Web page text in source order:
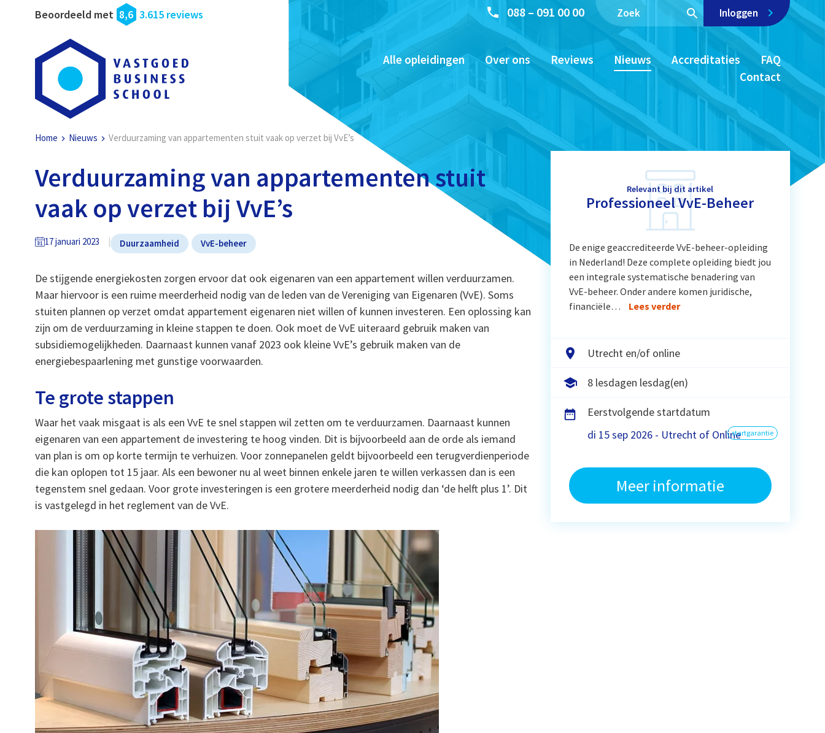
Beoordeeld met 8,6 3.615 reviews 088 – 091 00 00 Inloggen
Alle opleidingen Over ons Reviews Nieuws Accreditaties
FAQ
Contact
Home Nieuws Verduurzaming van appartementen stuit vaak op verzet bij VvE’s
Verduurzaming van appartementen stuit
vaak op verzet bij VvE’s
17 januari 2023 Duurzaamheid VvE-beheer
De stijgende energiekosten zorgen ervoor dat ook eigenaren van een appartement willen verduurzamen.
Maar hiervoor is een ruime meerderheid nodig van de leden van de Vereniging van Eigenaren (VvE). Soms
stuiten plannen op verzet omdat appartement eigenaren niet willen of kunnen investeren. Een oplossing kan
zijn om de verduurzaming in kleine stappen te doen. Ook moet de VvE uiteraard gebruik maken van
subsidiemogelijkheden. Daarnaast kunnen vanaf 2023 ook kleine VvE’s gebruik maken van de
energiebespaarlening met gunstige voorwaarden.
Te grote stappen
Waar het vaak misgaat is als een VvE te snel stappen wil zetten om te verduurzamen. Daarnaast kunnen
eigenaren van een appartement de investering te hoog vinden. Dit is bijvoorbeeld aan de orde als iemand
van plan is om op korte termijn te verhuizen. Voor zonnepanelen geldt bijvoorbeeld een terugverdienperiode
die kan oplopen tot 15 jaar. Als een bewoner nu al weet binnen enkele jaren te willen verkassen dan is een
tegenstem snel gedaan. Voor grote investeringen is een grotere meerderheid nodig dan ‘de helft plus 1’. Dit
is vastgelegd in het reglement van de VvE.
Relevant bij dit artikel
Professioneel VvE-Beheer
De enige geaccrediteerde VvE-beheer-opleiding
in Nederland! Deze complete opleiding biedt jou
een integrale systematische benadering van
VvE-beheer. Onder andere komen juridische,
financiële…
Lees verder
Utrecht en/of online
8 lesdagen lesdag(en)
Eerstvolgende startdatum
di 15 sep 2026 - Utrecht of Onlinestartgarantie
Meer informatie